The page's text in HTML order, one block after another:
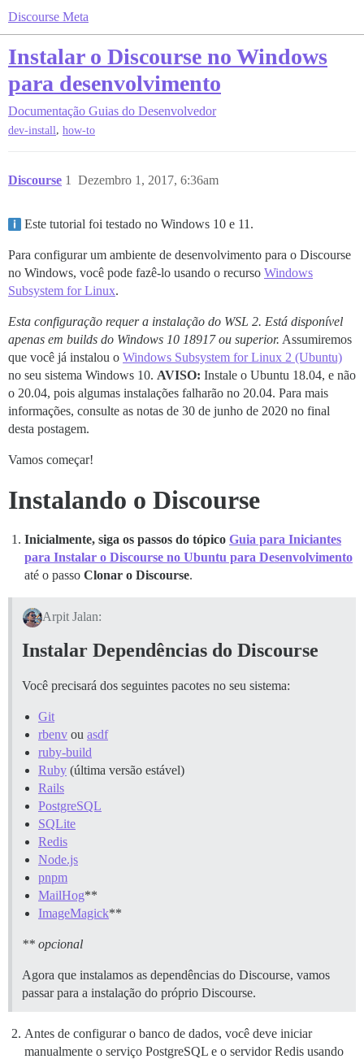
Discourse Meta
Instalar o Discourse no Windows
para desenvolvimento
Documentação Guias do Desenvolvedor
dev-install, how-to
Discourse Dezembro 1, 2017, 6:36am
1
Este tutorial foi testado no Windows 10 e 11.
Para configurar um ambiente de desenvolvimento para o Discourse
no Windows, você pode fazê-lo usando o recurso Windows
Subsystem for Linux.
Esta configuração requer a instalação do WSL 2. Está disponível
apenas em builds do Windows 10 18917 ou superior. Assumiremos
que você já instalou o Windows Subsystem for Linux 2 (Ubuntu)
no seu sistema Windows 10. AVISO: Instale o Ubuntu 18.04, e não
o 20.04, pois algumas instalações falharão no 20.04. Para mais
informações, consulte as notas de 30 de junho de 2020 no final
desta postagem.
Vamos começar!
Instalando o Discourse
Inicialmente, siga os passos do tópico Guia para Iniciantes
para Instalar o Discourse no Ubuntu para Desenvolvimento
até o passo Clonar o Discourse.
Arpit Jalan:
Instalar Dependências do Discourse
Você precisará dos seguintes pacotes no seu sistema:
Git
rbenv ou asdf
ruby-build
Ruby (última versão estável)
Rails
PostgreSQL
SQLite
Redis
Node.js
pnpm
MailHog**
ImageMagick**
** opcional
Agora que instalamos as dependências do Discourse, vamos
passar para a instalação do próprio Discourse.
Antes de configurar o banco de dados, você deve iniciar
manualmente o serviço PostgreSQL e o servidor Redis usando